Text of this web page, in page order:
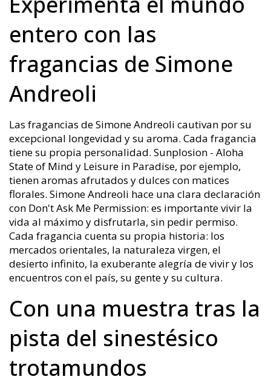
entero con las
fragancias de Simone
Andreoli
Las fragancias de Simone Andreoli cautivan por su
excepcional longevidad y su aroma. Cada fragancia
tiene su propia personalidad. Sunplosion - Aloha
State of Mind y Leisure in Paradise, por ejemplo,
tienen aromas afrutados y dulces con matices
florales. Simone Andreoli hace una clara declaración
con Don't Ask Me Permission: es importante vivir la
vida al máximo y disfrutarla, sin pedir permiso.
Cada fragancia cuenta su propia historia: los
mercados orientales, la naturaleza virgen, el
desierto infinito, la exuberante alegría de vivir y los
encuentros con el país, su gente y su cultura.
Con una muestra tras la
pista del sinestésico
trotamundos